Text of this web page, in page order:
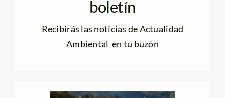
boletín
Recibirás las noticias de Actualidad
Ambiental en tu buzón